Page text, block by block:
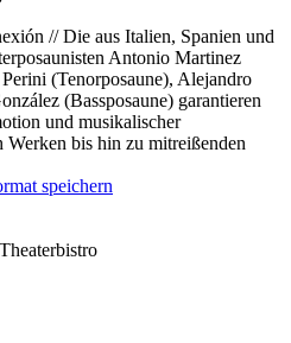
// Die aus Italien, Spanien und
Antonio Martinez
(Tenorposaune), Alejandro
(Bassposaune) garantieren
und musikalischer
Werken bis hin zu mitreißenden
speichern